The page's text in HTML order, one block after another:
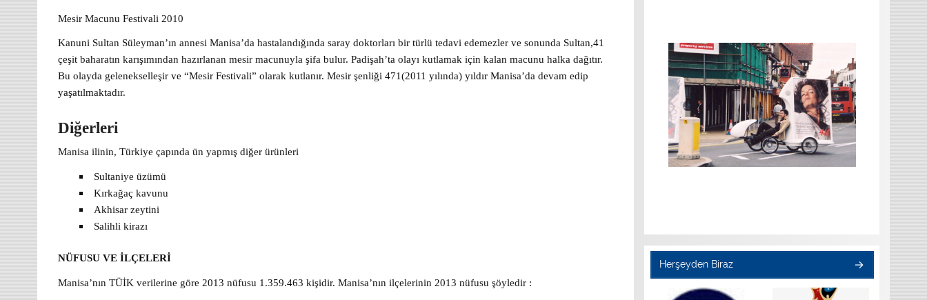
Mesir Macunu Festivali 2010
Kanuni Sultan Süleyman’ın annesi Manisa’da hastalandığında saray doktorları bir türlü tedavi edemezler ve sonunda Sultan,41
çeşit baharatın karışımından hazırlanan mesir macunuyla şifa bulur. Padişah’ta olayı kutlamak için kalan macunu halka dağıtır.
Bu olayda gelenekselleşir ve“Mesir Festivali” olarak kutlanır. Mesir şenliği 471(2011 yılında) yıldır Manisa’da devam edip
yaşatılmaktadır.
Diğerleri
Manisa ilinin, Türkiye çapında ün yapmış diğer ürünleri
Sultaniye üzümü
Kırkağaç kavunu
Akhisar zeytini
Salihli kirazı
NÜFUSU VE İLÇELERİ
Manisa’nın TÜİK verilerine göre 2013 nüfusu 1.359.463 kişidir. Manisa’nın ilçelerinin 2013 nüfusu şöyledir :
Herşeyden Biraz